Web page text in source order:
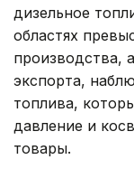
дизельное
областях
производства,
экспорта,
топлива,
давление и
товары.